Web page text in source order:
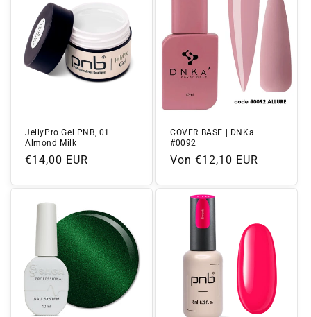
JellyPro Gel PNB, 01
Almond Milk
Normaler
€14,00 EUR
COVER BASE | DNKa |
#0092
Normaler
Von €12,10 EUR